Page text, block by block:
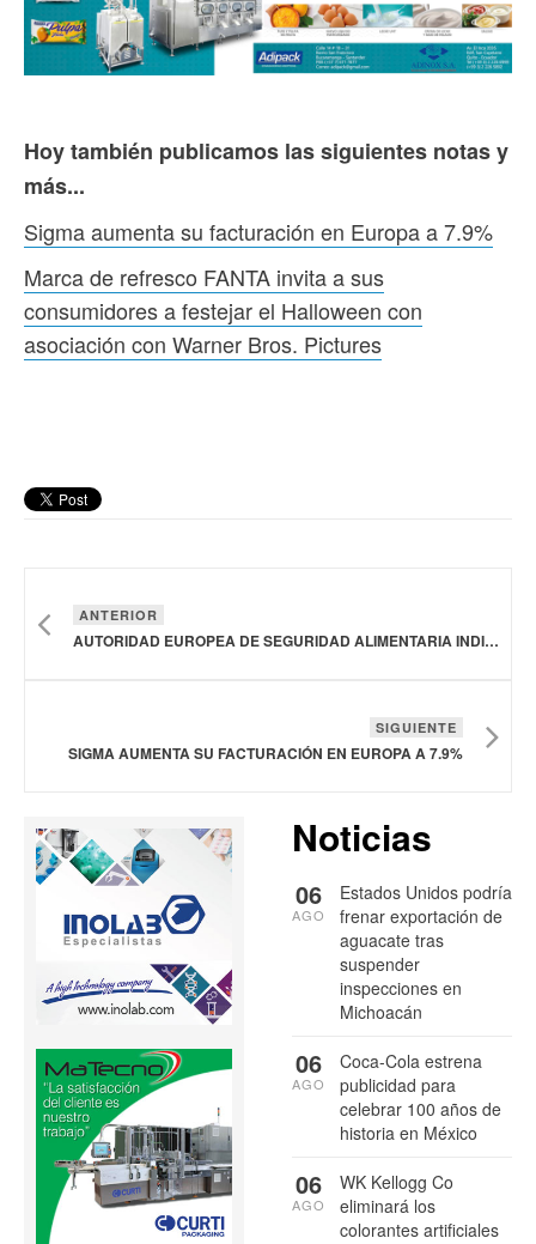
Hoy también publicamos las siguientes notas y
más...
Sigma aumenta su facturación en Europa a 7.9%
Marca de refresco FANTA invita a sus
consumidores a festejar el Halloween con
asociación con Warner Bros. Pictures
ANTERIOR
AUTORIDAD EUROPEA DE SEGURIDAD ALIMENTARIA INDICA QUE BACTERIAS VIBRIO EN MARISCOS SON UN GRAN RIESGO DEBIDO AL CAMBIO CLIMÁTICO
SIGUIENTE
SIGMA AUMENTA SU FACTURACIÓN EN EUROPA A 7.9%
Noticias
Estados Unidos podría
frenar exportación de
aguacate tras
suspender
inspecciones en
Michoacán
06
AGO
Coca-Cola estrena
publicidad para
celebrar 100 años de
historia en México
06
AGO
WK Kellogg Co
eliminará los
colorantes artificiales
06
AGO